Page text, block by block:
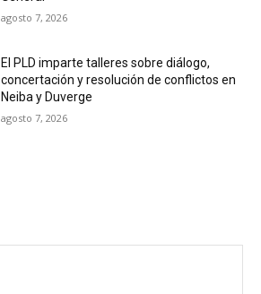
agosto 7, 2026
El PLD imparte talleres sobre diálogo,
concertación y resolución de conflictos en
Neiba y Duverge
agosto 7, 2026